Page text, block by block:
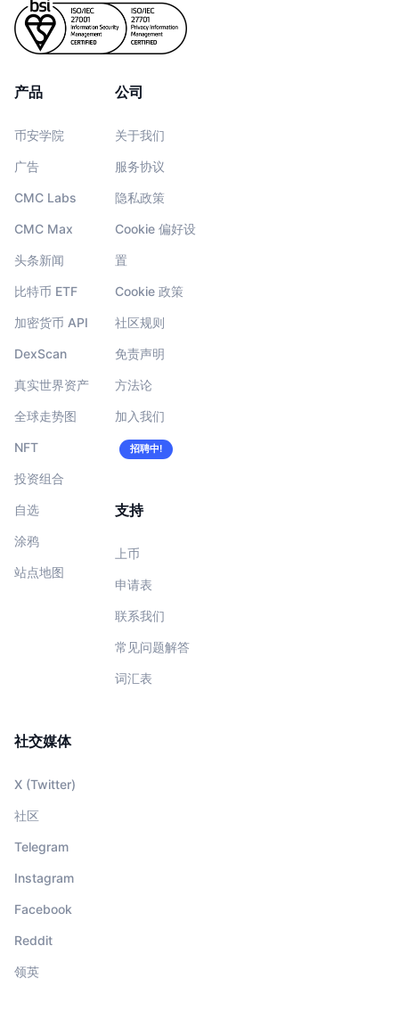
产品
币安学院
广告
CMC Labs
CMC Max
头条新闻
比特币 ETF
加密货币 API
DexScan
真实世界资产
全球走势图
NFT
投资组合
自选
涂鸦
站点地图
公司
关于我们
服务协议
隐私政策
Cookie 偏好设
置
Cookie 政策
社区规则
免责声明
方法论
加入我们
招聘中!
支持
上币
申请表
联系我们
常见问题解答
词汇表
社交媒体
X (Twitter)
社区
Telegram
Instagram
Facebook
Reddit
领英